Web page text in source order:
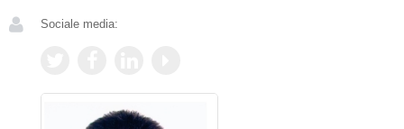
Sociale media: